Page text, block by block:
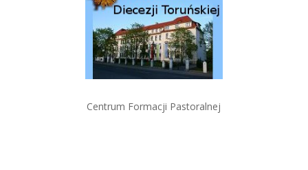
Centrum Formacji Pastoralnej